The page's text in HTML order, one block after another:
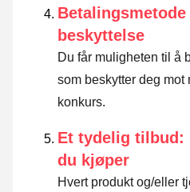
beskyttelse
Du får muligheten til å
som beskytter deg
konkurs.
Et tydelig tilbud:
du kjøper
Hvert produkt og/eller